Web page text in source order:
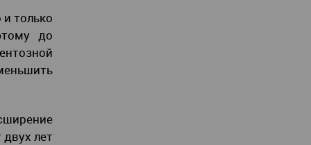
только
до
лет